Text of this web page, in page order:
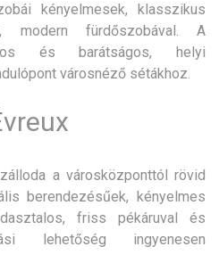
kényelmesek, klasszikus
modern fürdőszobával. A
és barátságos, helyi
városnéző sétákhoz.
a városközponttól rövid
berendezésűek, kényelmes
friss pékáruval és
lehetőség ingyenesen